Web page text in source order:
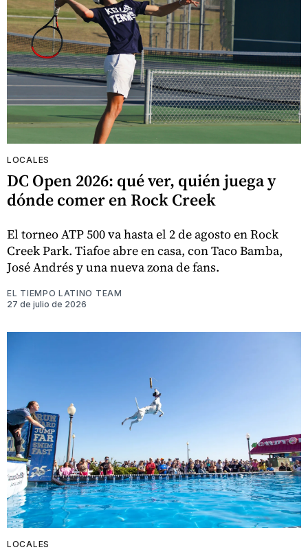
LOCALES
DC Open 2026: qué ver, quién juega y
dónde comer en Rock Creek
El torneo ATP 500 va hasta el 2 de agosto en Rock
Creek Park. Tiafoe abre en casa, con Taco Bamba,
José Andrés y una nueva zona de fans.
EL TIEMPO LATINO TEAM
27 de julio de 2026
LOCALES